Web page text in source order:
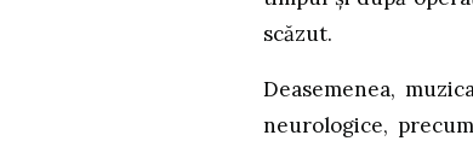
scăzut.
Deasemenea,
neurologice,